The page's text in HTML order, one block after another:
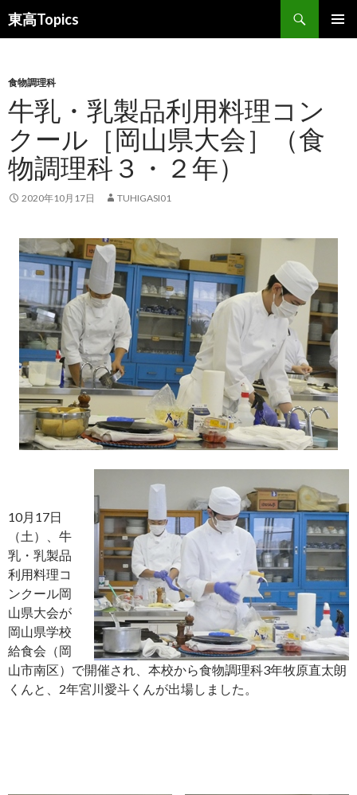
東高Topics
検
索
ン
ツ
へ
ス
キ
ッ
プ
食物調理科
牛乳・乳製品利用料理コン
クール［岡山県大会］（食
物調理科３・２年）
2020年10月17日 TUHIGASI01
10月17日
（土）、牛
乳・乳製品
利用料理コ
ンクール岡
山県大会が
岡山県学校
給食会（岡
山市南区）で開催され、本校から食物調理科3年牧原直太朗
くんと、2年宮川愛斗くんが出場しました。